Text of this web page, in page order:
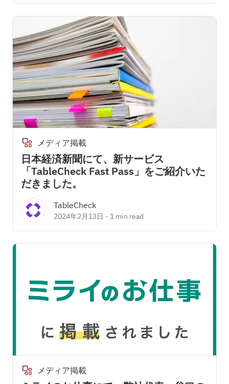
メディア掲載
日本経済新聞にて、新サービス
「TableCheck Fast Pass」をご紹介いた
だきました。
TableCheck
2024年2月13日 - 1 min read
メディア掲載